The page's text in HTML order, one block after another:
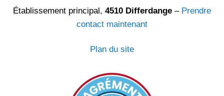
Établissement principal, 4510 Differdange – Prendre
contact maintenant
Plan du site